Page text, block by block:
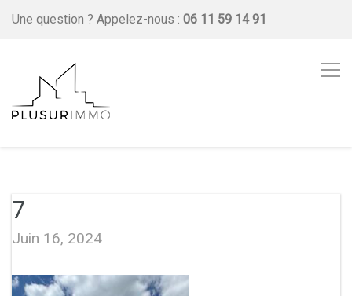
Une question ? Appelez-nous : 06 11 59 14 91
7
Juin 16, 2024